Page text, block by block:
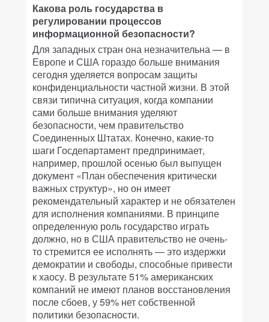
Какова роль государства в
регулировании процессов
информационной безопасности?
Для западных стран она незначительна — в
Европе и США гораздо больше внимания
сегодня уделяется вопросам защиты
конфиденциальности частной жизни. В этой
связи типична ситуация, когда компании
сами больше внимания уделяют
безопасности, чем правительство
Соединенных Штатах. Конечно, какие-то
шаги Госдепартамент предпринимает,
например, прошлой осенью был выпущен
документ «План обеспечения критически
важных структур», но он имеет
рекомендательный характер и не обязателен
для исполнения компаниями. В принципе
определенную роль государство играть
должно, но в США правительство не очень-
то стремится ее исполнять — это издержки
демократии и свободы, способные привести
к хаосу. В результате 51% американских
компаний не имеют планов восстановления
после сбоев, у 59% нет собственной
политики безопасности.